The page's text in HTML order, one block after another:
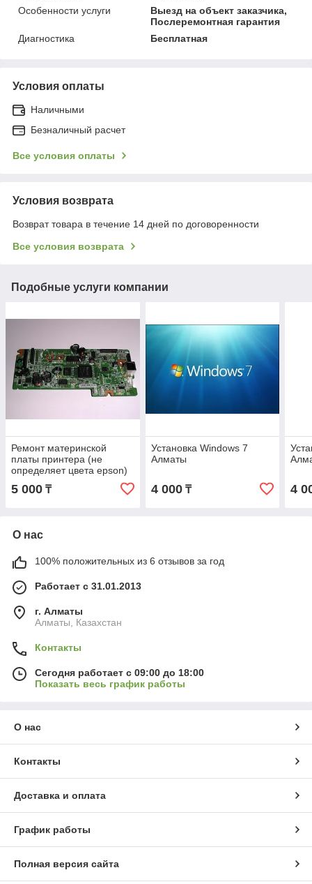
Особенности услуги
Выезд на объект заказчика,
Послеремонтная гарантия
Диагностика
Бесплатная
Условия оплаты
Наличными
Безналичный расчет
Все условия оплаты
Условия возврата
Возврат товара в течение 14 дней по договоренности
Все условия возврата
Подобные услуги компании
Ремонт материнской
платы принтера (не
определяет цвета epson)
5 000 ₸
Установка Windows 7
Алматы
4 000₸ 4
О нас
100% положительных из 6 отзывов за год
Работает с 31.01.2013
г. Алматы
Алматы, Казахстан
Контакты
Сегодня работает с 09:00 до 18:00
Показать весь график работы
О нас
Контакты
Доставка и оплата
График работы
Полная версия сайта